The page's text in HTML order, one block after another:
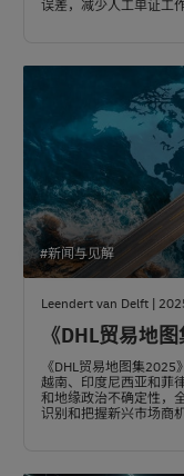
误差，减少人工单证工
#新闻与见解
Leendert van Delft |
《DHL贸易地
《DHL贸易地图集
越南、印度尼西亚和菲
和地缘政治不确定性，
识别和把握新兴市场商